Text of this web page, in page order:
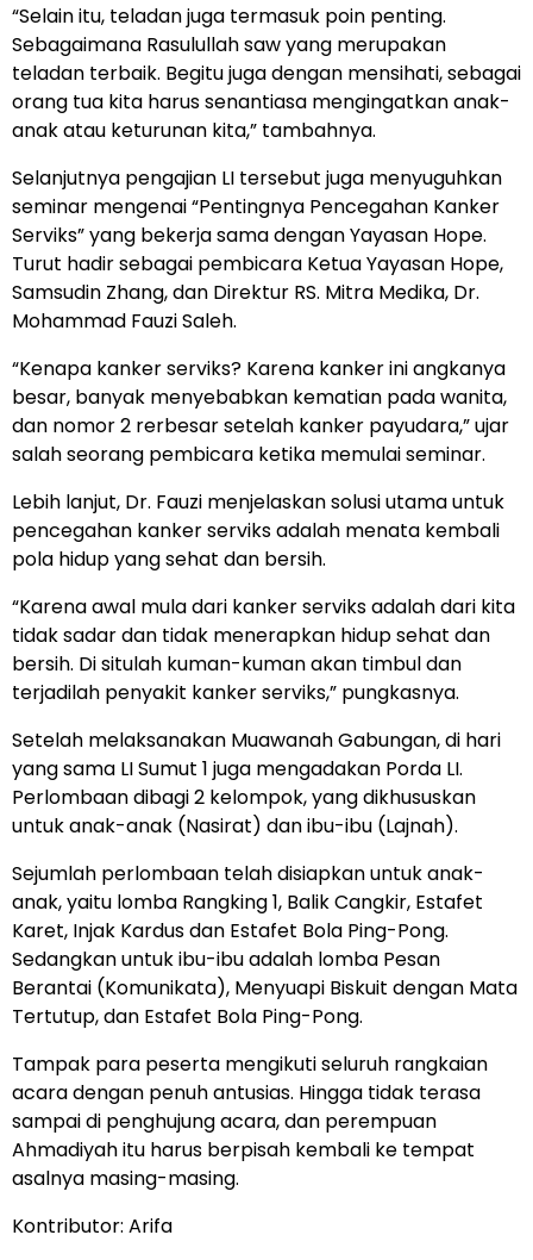
“Selain itu, teladan juga termasuk poin penting.
Sebagaimana Rasulullah saw yang merupakan
teladan terbaik. Begitu juga dengan mensihati, sebagai
orang tua kita harus senantiasa mengingatkan anak-
anak atau keturunan kita,” tambahnya.
Selanjutnya pengajian LI tersebut juga menyuguhkan
seminar mengenai “Pentingnya Pencegahan Kanker
Serviks” yang bekerja sama dengan Yayasan Hope.
Turut hadir sebagai pembicara Ketua Yayasan Hope,
Samsudin Zhang, dan Direktur RS. Mitra Medika, Dr.
Mohammad Fauzi Saleh.
“Kenapa kanker serviks? Karena kanker ini angkanya
besar, banyak menyebabkan kematian pada wanita,
dan nomor 2 rerbesar setelah kanker payudara,” ujar
salah seorang pembicara ketika memulai seminar.
Lebih lanjut, Dr. Fauzi menjelaskan solusi utama untuk
pencegahan kanker serviks adalah menata kembali
pola hidup yang sehat dan bersih.
“Karena awal mula dari kanker serviks adalah dari kita
tidak sadar dan tidak menerapkan hidup sehat dan
bersih. Di situlah kuman-kuman akan timbul dan
terjadilah penyakit kanker serviks,” pungkasnya.
Setelah melaksanakan Muawanah Gabungan, di hari
yang sama LI Sumut 1 juga mengadakan Porda LI.
Perlombaan dibagi 2 kelompok, yang dikhususkan
untuk anak-anak (Nasirat) dan ibu-ibu (Lajnah).
Sejumlah perlombaan telah disiapkan untuk anak-
anak, yaitu lomba Rangking 1, Balik Cangkir, Estafet
Karet, Injak Kardus dan Estafet Bola Ping-Pong.
Sedangkan untuk ibu-ibu adalah lomba Pesan
Berantai (Komunikata), Menyuapi Biskuit dengan Mata
Tertutup, dan Estafet Bola Ping-Pong.
Tampak para peserta mengikuti seluruh rangkaian
acara dengan penuh antusias. Hingga tidak terasa
sampai di penghujung acara, dan perempuan
Ahmadiyah itu harus berpisah kembali ke tempat
asalnya masing-masing.
Kontributor: Arifa